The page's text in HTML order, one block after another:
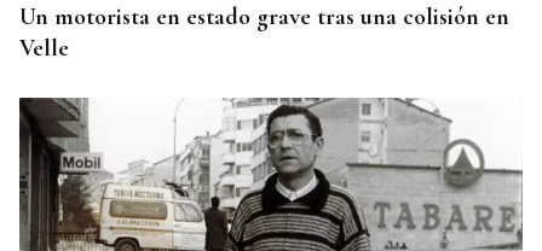
Un motorista en estado grave tras una colisión en
Velle